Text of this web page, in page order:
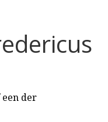
een der